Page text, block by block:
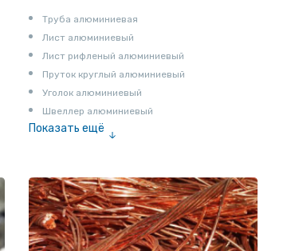
Труба алюминиевая
Лист алюминиевый
Лист рифленый алюминиевый
Пруток круглый алюминиевый
Уголок алюминиевый
Швеллер алюминиевый
Показать ещё
Шина электротехническая
Алюминиевая плита
Z профиль алюминиевый
Т профиль алюминиевый